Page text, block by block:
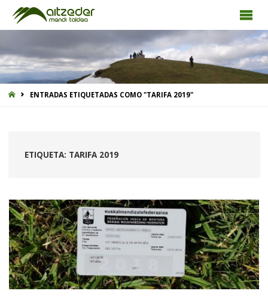
INICIOENTRADAS ETIQUETADAS COMO "TARIFA 2019"
ETIQUETA: TARIFA 2019